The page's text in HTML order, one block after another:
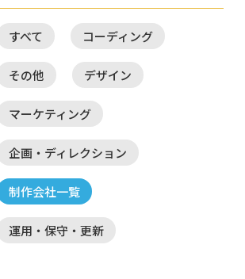
すべて コーディング
その他 デザイン
マーケティング
企画・ディレクション
制作会社一覧
運用・保守・更新